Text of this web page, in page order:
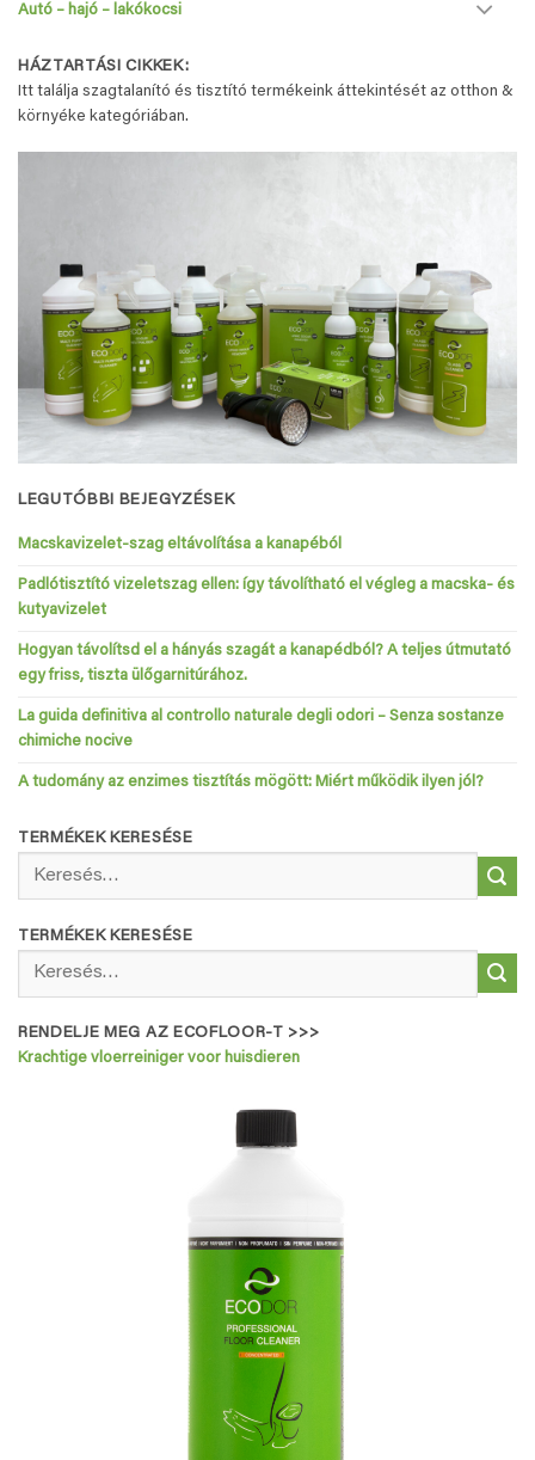
Autó – hajó – lakókocsi
HÁZTARTÁSI CIKKEK:
Itt találja szagtalanító és tisztító termékeink áttekintését az otthon &
környéke kategóriában.
LEGUTÓBBI BEJEGYZÉSEK
Macskavizelet-szag eltávolítása a kanapéból
Padlótisztító vizeletszag ellen: így távolítható el végleg a macska- és
kutyavizelet
Hogyan távolítsd el a hányás szagát a kanapédból? A teljes útmutató
egy friss, tiszta ülőgarnitúrához.
La guida definitiva al controllo naturale degli odori – Senza sostanze
chimiche nocive
A tudomány az enzimes tisztítás mögött: Miért működik ilyen jól?
TERMÉKEK KERESÉSE
TERMÉKEK KERESÉSE
RENDELJE MEG AZ ECOFLOOR-T >>>
Krachtige vloerreiniger voor huisdieren